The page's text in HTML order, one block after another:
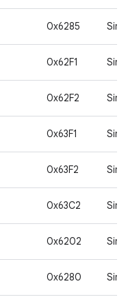
0x6285 Sim
0x62F1 Sim
0x62F2 Sim
0x63F1 Sim
0x63F2 Sim
0x63C2 Sim
0x6202 Sim
0x6280 Sim